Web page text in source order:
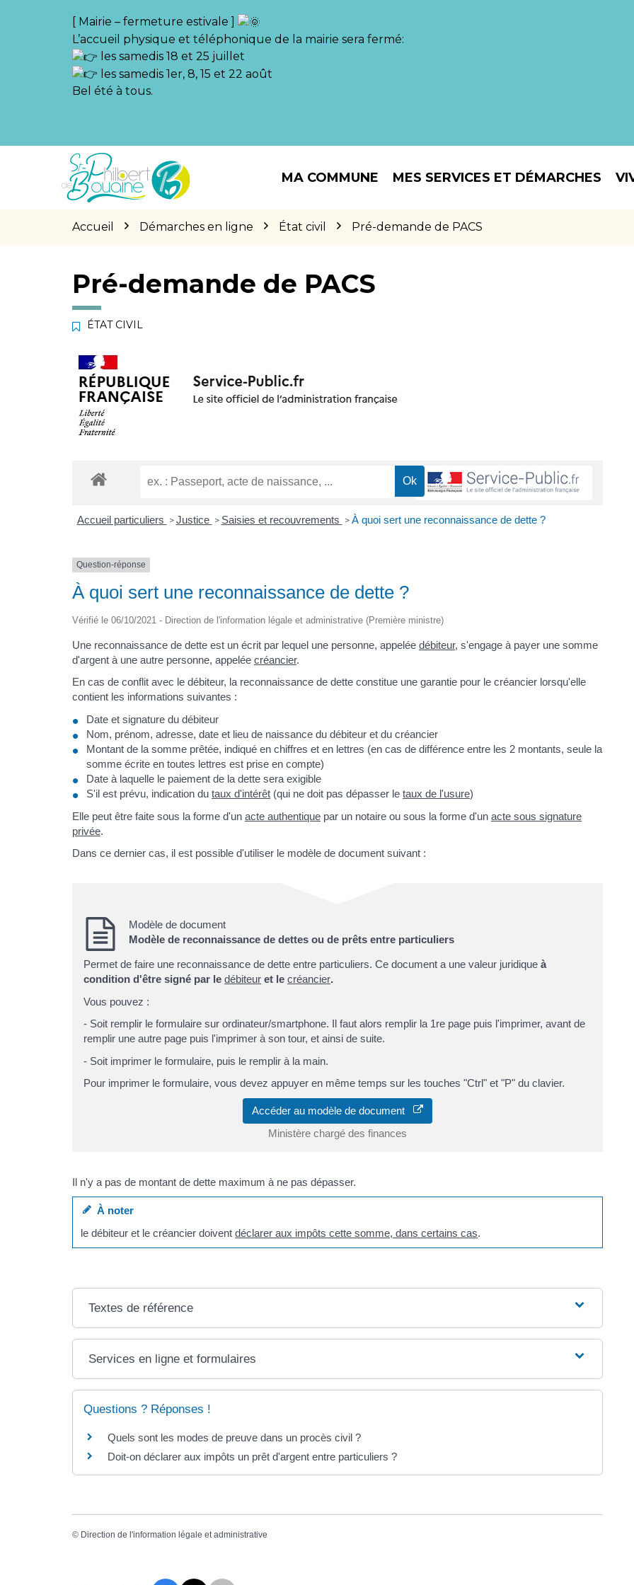
[ Mairie – fermeture estivale ]
L’accueil physique et téléphonique de la mairie sera fermé:
les samedis 18 et 25 juillet
les samedis 1er, 8, 15 et 22 août
Bel été à tous.
MA COMMUNE MES SERVICES ET DÉMARCHES
Accueil Démarches en ligne État civil Pré-demande de PACS
Pré-demande de PACS
ÉTAT CIVIL
Accueil particuliers > Justice > Saisies et recouvrements > À quoi sert une reconnaissance de dette ?
Question-réponse
À quoi sert une reconnaissance de dette ?
Vérifié le 06/10/2021 - Direction de l'information légale et administrative (Première ministre)
Une reconnaissance de dette est un écrit par lequel une personne, appelée débiteur, s'engage à payer une somme
d'argent à une autre personne, appelée créancier.
En cas de conflit avec le débiteur, la reconnaissance de dette constitue une garantie pour le créancier lorsqu'elle
contient les informations suivantes :
Date et signature du débiteur
Nom, prénom, adresse, date et lieu de naissance du débiteur et du créancier
Montant de la somme prêtée, indiqué en chiffres et en lettres (en cas de différence entre les 2 montants, seule la
somme écrite en toutes lettres est prise en compte)
Date à laquelle le paiement de la dette sera exigible
S'il est prévu, indication du taux d'intérêt (qui ne doit pas dépasser le taux de l'usure)
Elle peut être faite sous la forme d'un acte authentique par un notaire ou sous la forme d'un acte sous signature
privée.
Dans ce dernier cas, il est possible d'utiliser le modèle de document suivant :
Modèle de document
Modèle de reconnaissance de dettes ou de prêts entre particuliers
Permet de faire une reconnaissance de dette entre particuliers. Ce document a une valeur juridique à
condition d'être signé par le débiteur et le créancier.
Vous pouvez :
- Soit remplir le formulaire sur ordinateur/smartphone. Il faut alors remplir la 1re page puis l'imprimer, avant de
remplir une autre page puis l'imprimer à son tour, et ainsi de suite.
- Soit imprimer le formulaire, puis le remplir à la main.
Pour imprimer le formulaire, vous devez appuyer en même temps sur les touches "Ctrl" et "P" du clavier.
Accéder au modèle de document
Ministère chargé des finances
Il n'y a pas de montant de dette maximum à ne pas dépasser.
À noter
le débiteur et le créancier doiventdéclarer aux impôts cette somme, dans certains cas.
Textes de référence
Services en ligne et formulaires
Questions ? Réponses !
Quels sont les modes de preuve dans un procès civil ?
Doit-on déclarer aux impôts un prêt d'argent entre particuliers ?
© Direction de l'information légale et administrative